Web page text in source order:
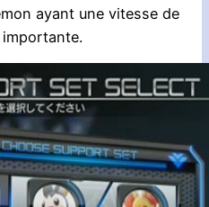
ayant une vitesse de